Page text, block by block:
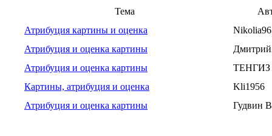
Тема
Атрибуция картины и оценка
Атрибуция и оценка картины
Атрибуция и оценка картины
ТЕНГИЗ
Картины, атрибуция и оценка
Kli1956
Атрибуция и оценка картины
Гудвин